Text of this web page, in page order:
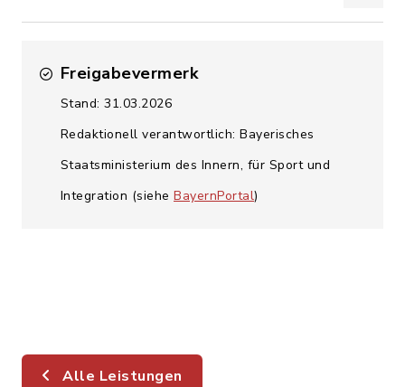
Freigabevermerk
Stand: 31.03.2026
Redaktionell verantwortlich: Bayerisches
Staatsministerium des Innern, für Sport und
Integration (siehe BayernPortal)
Alle Leistungen